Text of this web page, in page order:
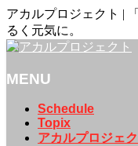
アカルプロジェクト |
るく元気に。
MENU
Schedule
Topix
アカルプロジェ